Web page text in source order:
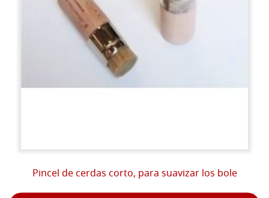
Pincel de cerdas corto, para suavizar los bole